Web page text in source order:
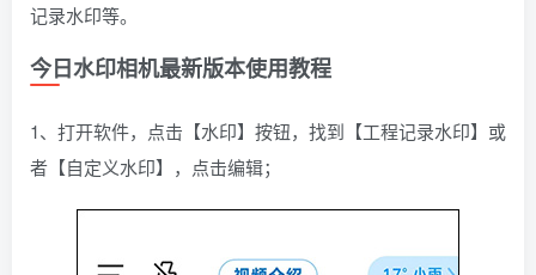
记录水印等。
今日水印相机最新版本使用教程
1、打开软件，点击【水印】按钮，找到【工程记录水印】或
者【自定义水印】，点击编辑；